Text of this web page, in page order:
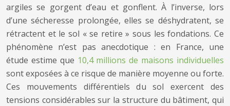
argiles se gorgent d’eau et gonflent. À l’inverse, lors
d’une sécheresse prolongée, elles se déshydratent, se
rétractent et le sol « se retire » sous les fondations. Ce
phénomène n’est pas anecdotique : en France, une
étude estime que 10,4 millions de maisons individuelles
sont exposées à ce risque de manière moyenne ou forte.
Ces mouvements différentiels du sol exercent des
tensions considérables sur la structure du bâtiment, qui